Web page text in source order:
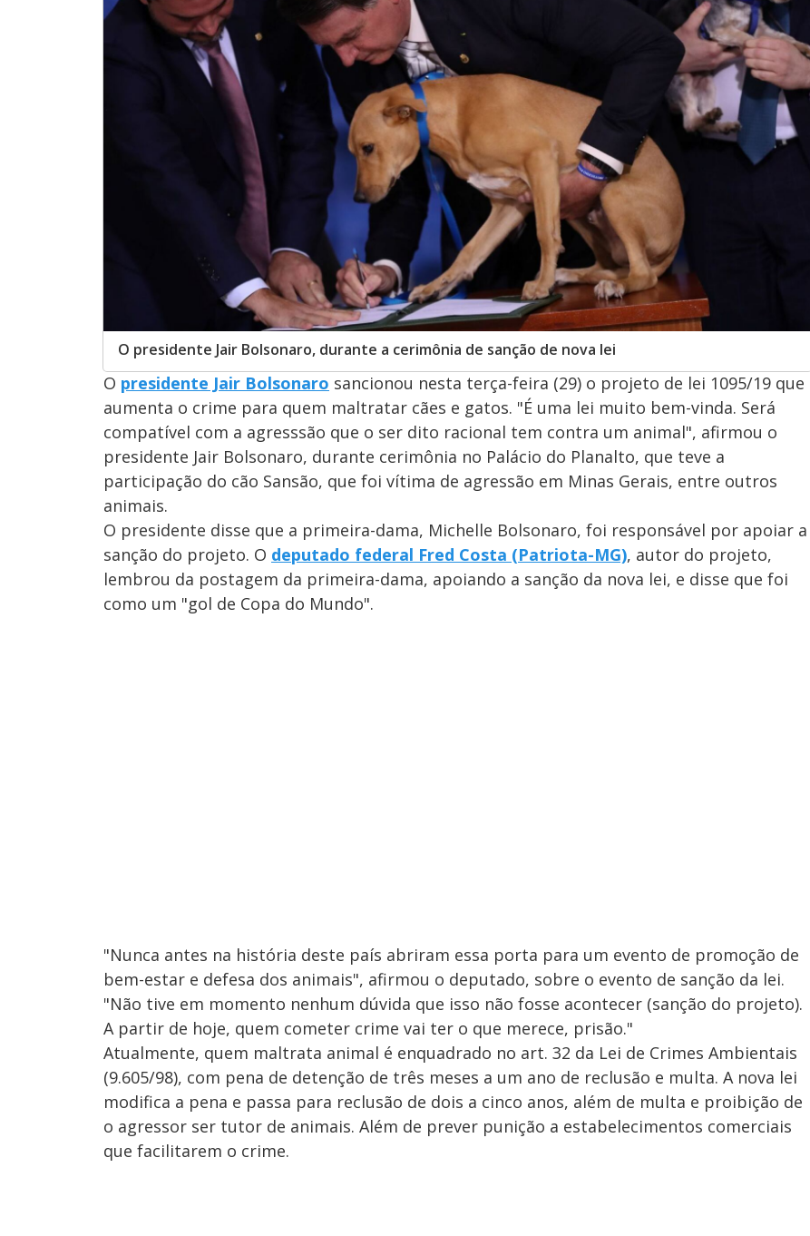
O presidente Jair Bolsonaro, durante a cerimônia de sanção de nova lei
O presidente Jair Bolsonaro sancionou nesta terça-feira (29) o projeto de lei 1095/19 que
aumenta o crime para quem maltratar cães e gatos. "É uma lei muito bem-vinda. Será
compatível com a agresssão que o ser dito racional tem contra um animal", afirmou o
presidente Jair Bolsonaro, durante cerimônia no Palácio do Planalto, que teve a
participação do cão Sansão, que foi vítima de agressão em Minas Gerais, entre outros
animais.
O presidente disse que a primeira-dama, Michelle Bolsonaro, foi responsável por apoiar a
sanção do projeto. O deputado federal Fred Costa (Patriota-MG), autor do projeto,
lembrou da postagem da primeira-dama, apoiando a sanção da nova lei, e disse que foi
como um "gol de Copa do Mundo".
"Nunca antes na história deste país abriram essa porta para um evento de promoção de
bem-estar e defesa dos animais", afirmou o deputado, sobre o evento de sanção da lei.
"Não tive em momento nenhum dúvida que isso não fosse acontecer (sanção do projeto).
A partir de hoje, quem cometer crime vai ter o que merece, prisão."
Atualmente, quem maltrata animal é enquadrado no art. 32 da Lei de Crimes Ambientais
(9.605/98), com pena de detenção de três meses a um ano de reclusão e multa. A nova lei
modifica a pena e passa para reclusão de dois a cinco anos, além de multa e proibição de
o agressor ser tutor de animais. Além de prever punição a estabelecimentos comerciais
que facilitarem o crime.